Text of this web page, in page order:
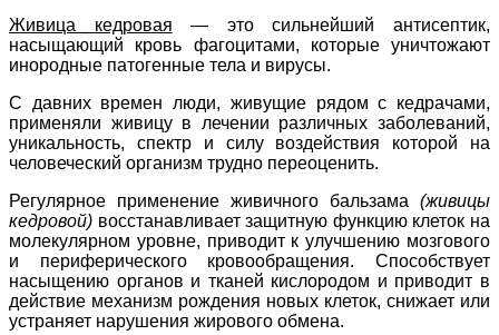
Живица кедровая
— это сильнейший антисептик,
насыщающий кровь фагоцитами, которые уничтожают
инородные патогенные тела и вирусы.
С давних времен люди, живущие рядом с кедрачами,
применяли живицу в лечении различных заболеваний,
уникальность, спектр и силу воздействия которой на
человеческий организм трудно переоценить.
Регулярное применение живичного бальзама (живицы
кедровой) восстанавливает защитную функцию клеток на
молекулярном уровне, приводит к улучшению мозгового
и периферического кровообращения. Способствует
насыщению органов и тканей кислородом и приводит в
действие механизм рождения новых клеток, снижает или
устраняет нарушения жирового обмена.